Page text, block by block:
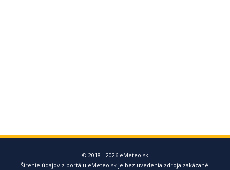
© 2018 - 2026 eMeteo.sk
Šírenie údajov z portálu eMeteo.sk je bez uvedenia zdroja zakázané.